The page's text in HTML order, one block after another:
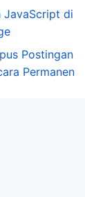
JavaScript di
Postingan
Permanen